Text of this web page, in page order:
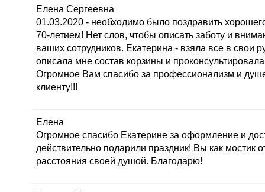
Елена Сергеевна
01.03.2020 - необходимо было поздравить
70-летием! Нет слов, чтобы описать заботу и
ваших сотрудников. Екатерина - взяла все в свои
описала мне состав корзины и
Огромное Вам спасибо за профессионализм и
клиенту!!!
Елена
Огромное спасибо Екатерине за оформление и
действительно подарили праздник! Вы как мостик
расстояния своей душой. Благодарю!